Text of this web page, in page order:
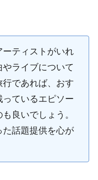
ティストがいれ
ライブについて
であれば、おす
ているエピソー
良いでしょう。
話題提供を心が